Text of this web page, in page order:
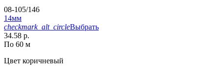
08-105/146
14мм
checkmark_alt_circleВыбрать
34.58 р.
По 60 м
Цвет коричневый